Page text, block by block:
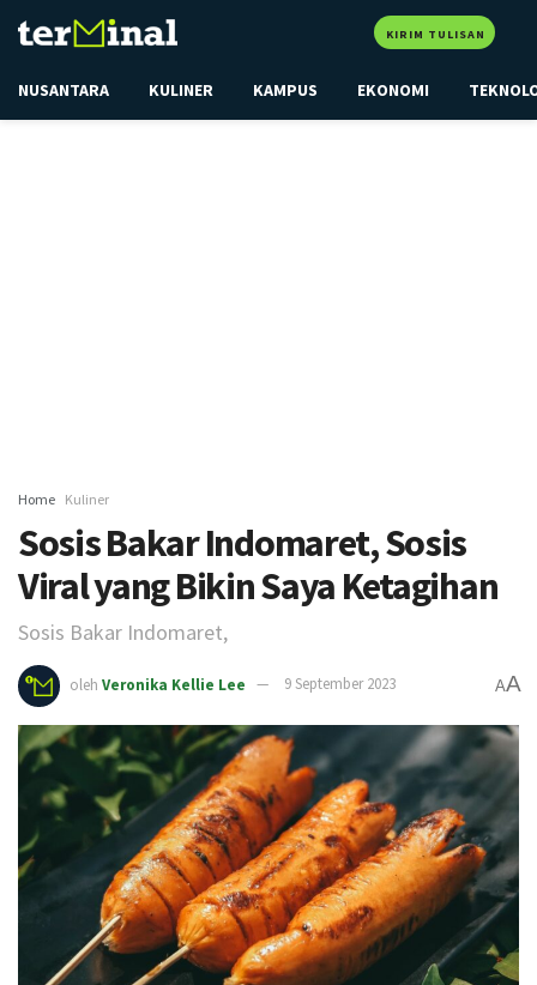
KIRIM TULISAN
NUSANTARA KULINER KAMPUS EKONOMI
Home Kuliner
Sosis Bakar Indomaret, Sosis
Viral yang Bikin Saya Ketagihan
Sosis Bakar Indomaret,
oleh Veronika Kellie Lee 9 September 2023 AA